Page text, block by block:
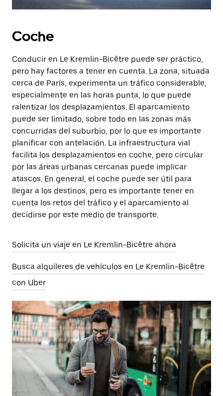
Coche
Conducir en Le Kremlin-Bicêtre puede ser práctico,
pero hay factores a tener en cuenta. La zona, situada
cerca de París, experimenta un tráfico considerable,
especialmente en las horas punta, lo que puede
ralentizar los desplazamientos. El aparcamiento
puede ser limitado, sobre todo en las zonas más
concurridas del suburbio, por lo que es importante
planificar con antelación. La infraestructura vial
facilita los desplazamientos en coche, pero circular
por las áreas urbanas cercanas puede implicar
atascos. En general, el coche puede ser útil para
llegar a los destinos, pero es importante tener en
cuenta los retos del tráfico y el aparcamiento al
decidirse por este medio de transporte.
Solicita un viaje en Le Kremlin-Bicêtre ahora
Busca alquileres de vehículos en Le Kremlin-Bicêtre
con Uber